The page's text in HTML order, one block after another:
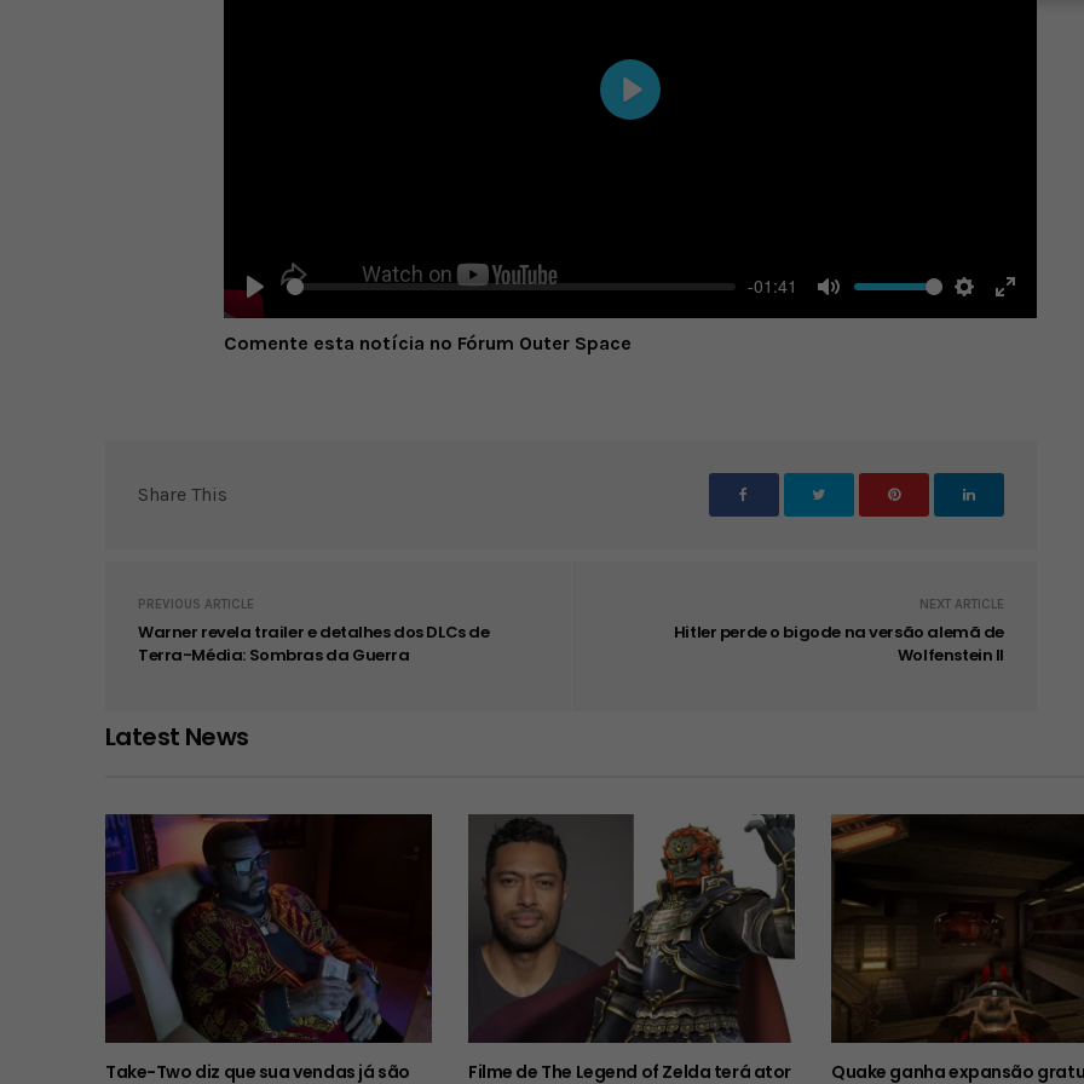
Play
-01:41
Mute Settings
Enter
Play
Comente esta notícia no Fórum Outer Space
Share This
PREVIOUS ARTICLE
Warner revela trailer e detalhes dos DLCs de
Terra-Média: Sombras da Guerra
NEXT ARTICLE
Hitler perde o bigode na versão alemã de
Wolfenstein II
Latest News
Take-Two diz que sua vendas já são
Filme de The Legend of Zelda terá ator
Quake ganha expansão